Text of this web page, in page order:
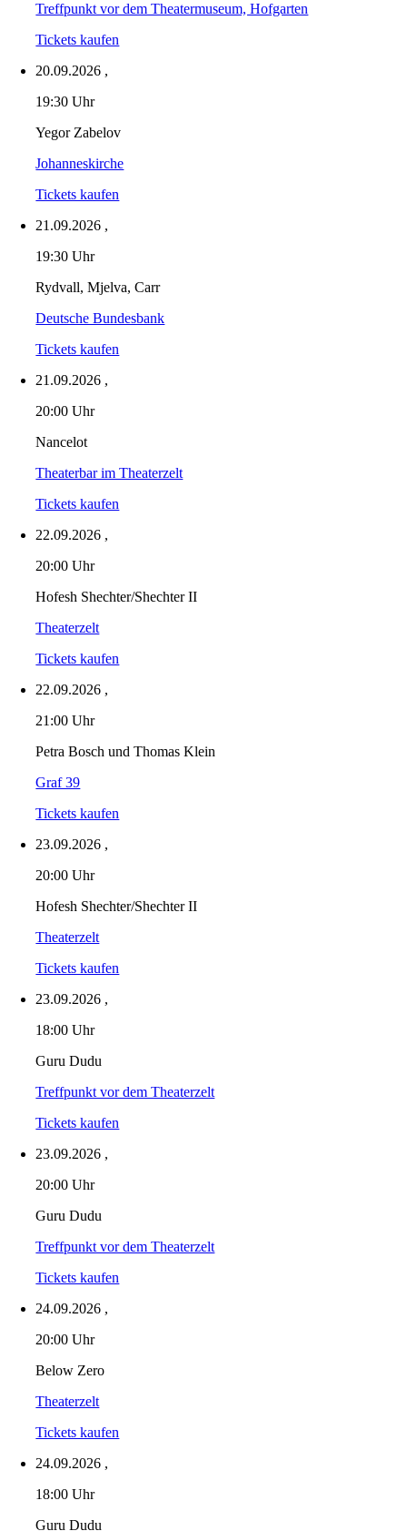
Treffpunkt vor dem Theatermuseum, Hofgarten
Tickets kaufen
20.09.2026 ,
19:30 Uhr
Yegor Zabelov
Johanneskirche
Tickets kaufen
21.09.2026 ,
19:30 Uhr
Rydvall, Mjelva, Carr
Deutsche Bundesbank
Tickets kaufen
21.09.2026 ,
20:00 Uhr
Nancelot
Theaterbar im Theaterzelt
Tickets kaufen
22.09.2026 ,
20:00 Uhr
Hofesh Shechter/Shechter II
Theaterzelt
Tickets kaufen
22.09.2026 ,
21:00 Uhr
Petra Bosch und Thomas Klein
Graf 39
Tickets kaufen
23.09.2026 ,
20:00 Uhr
Hofesh Shechter/Shechter II
Theaterzelt
Tickets kaufen
23.09.2026 ,
18:00 Uhr
Guru Dudu
Treffpunkt vor dem Theaterzelt
Tickets kaufen
23.09.2026 ,
20:00 Uhr
Guru Dudu
Treffpunkt vor dem Theaterzelt
Tickets kaufen
24.09.2026 ,
20:00 Uhr
Below Zero
Theaterzelt
Tickets kaufen
24.09.2026 ,
18:00 Uhr
Guru Dudu